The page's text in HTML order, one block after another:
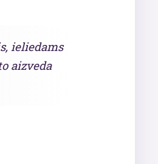
ieliedams
aizveda